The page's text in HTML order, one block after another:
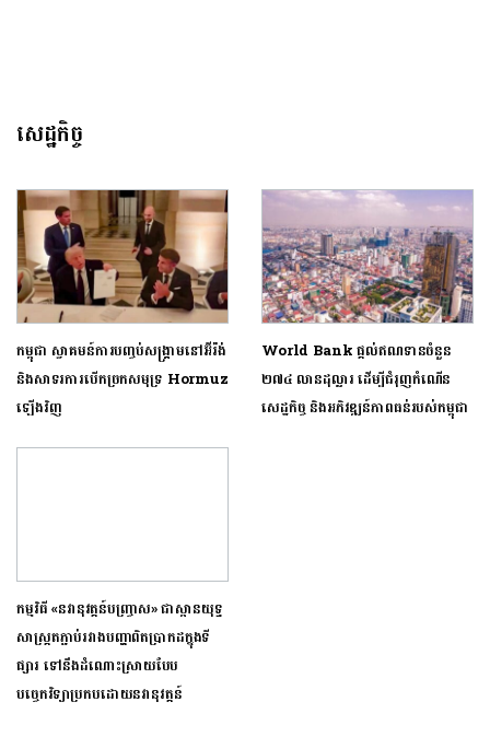
សេដ្ឋកិច្ច
កម្ពុជា ស្វាគមន៍ការបញ្ចប់សង្គ្រាមនៅអ៊ីរ៉ង់
និងសាទរការបើកច្រកសមុទ្រ Hormuz
ឡើងវិញ
World Bank ផ្តល់​ឥណទានចំនួន
២៧៤ លានដុល្លារ ដើម្បីជំរុញកំណើ​ន​
សេដ្ឋកិច្ច ​និង​អភិវឌ្ឍ​ន៍ភាពធន់របស់កម្ពុជា
កម្មវិធី «នវានុវត្តន៍បញ្ច្រាស» ជាស្ពានយុទ្ធ
សាស្ត្រតភ្ជាប់រវាងបញ្ហាពិតប្រាកដក្នុងទី
ផ្សារ ទៅនឹងដំណោះស្រាយបែប
បច្ចេកវិទ្យាប្រកបដោយនវានុវត្តន៍